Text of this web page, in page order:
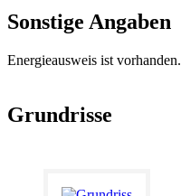
Sonstige Angaben
Energieausweis ist vorhanden.
Grundrisse